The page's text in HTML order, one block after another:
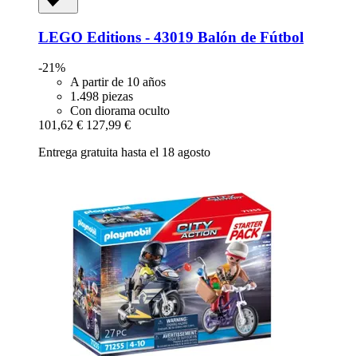
LEGO Editions -​ 43019 Balón de Fútbol
-21%
A partir de 10 años
1.498 piezas
Con diorama oculto
101,62 € 127,99 €
Entrega gratuita hasta el 18 agosto